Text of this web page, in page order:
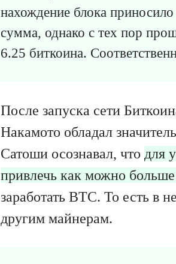
нахождение блока
сумма, однако с тех пор
6.25 биткоина.
После запуска сети
Накамото обладал
Сатоши осознавал, что для
привлечь как можно
заработать BTC. То есть в
другим майнерам.